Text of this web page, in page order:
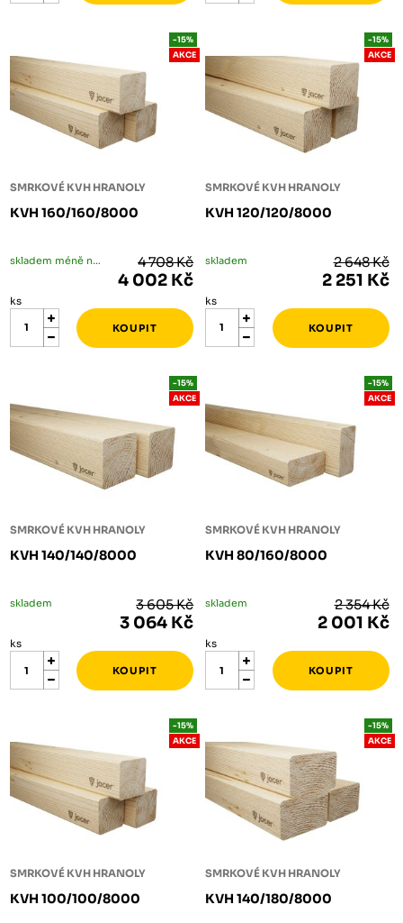
SMRKOVÉ KVH HRANOLY
KVH 160/160/8000
-15%
AKCE
skladem méně než 5 ks 4 708 Kč
4 002 Kč
ks
SMRKOVÉ KVH HRANOLY
KVH 120/120/8000
-15%
AKCE
skladem 2 648 Kč
2 251 Kč
ks
SMRKOVÉ KVH HRANOLY
KVH 140/140/8000
-15%
AKCE
skladem 3 605 Kč
3 064 Kč
ks
SMRKOVÉ KVH HRANOLY
KVH 80/160/8000
-15%
AKCE
skladem 2 354 Kč
2 001 Kč
ks
SMRKOVÉ KVH HRANOLY
KVH 100/100/8000
-15%
AKCE
SMRKOVÉ KVH HRANOLY
KVH 140/180/8000
-15%
AKCE